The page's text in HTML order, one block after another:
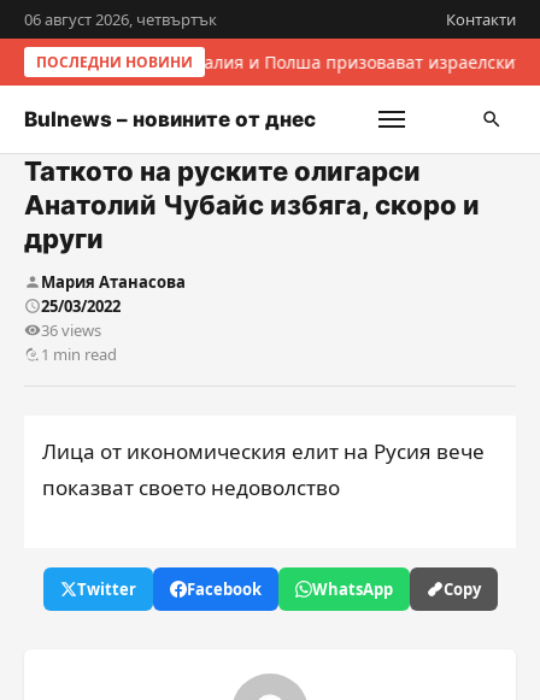
06 август 2026, четвъртък Контакти
ПОСЛЕДНИ НОВИНИИталия и Полша призовават
Bulnews – новините от днес
Таткото на руските олигарси
Анатолий Чубайс избяга, скоро и
други
Мария Атанасова
25/03/2022
36 views
1 min read
Лица от икономическия елит на Русия вече
показват своето недоволство
Twitter Facebook WhatsApp Copy